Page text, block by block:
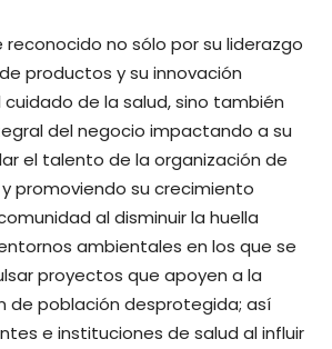
reconocido no sólo por su liderazgo
productos y su innovación
de la salud, sino también
del negocio impactando a su
el talento de la organización de
promoviendo su crecimiento
al disminuir la huella
ambientales en los que se
proyectos que apoyen a la
de población desprotegida; así
e instituciones de salud al influir